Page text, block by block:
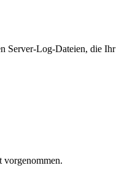
Server-Log-Dateien, die Ihr
vorgenommen.